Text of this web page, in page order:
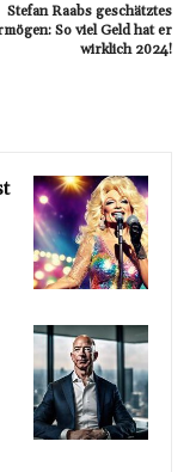
Stefan Raabs geschätztes
So viel Geld hat er
wirklich 2024!